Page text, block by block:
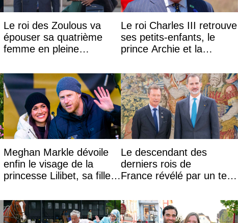
Le roi des Zoulous va
épouser sa quatrième
femme en pleine
Le roi Charles III retrouve
ses petits-enfants, le
prince Archie et la
première ...
Meghan Markle dévoile
enfin le visage de la
princesse Lilibet, sa fille
Le descendant des
derniers rois de
France révélé par un test
nouvelle branche ...